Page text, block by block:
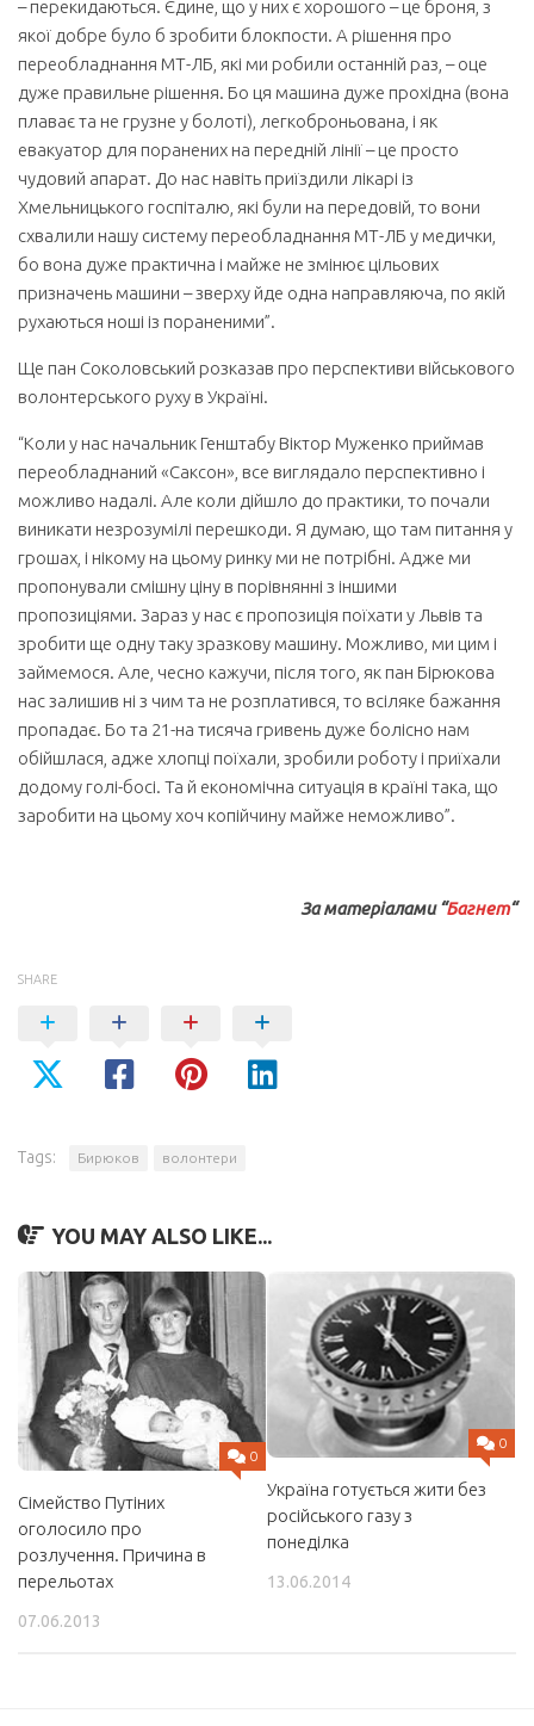
– перекидаються. Єдине, що у них є хорошого – це броня, з
якої добре було б зробити блокпости. А рішення про
переобладнання МТ-ЛБ, які ми робили останній раз, – оце
дуже правильне рішення. Бо ця машина дуже прохідна (вона
плаває та не грузне у болоті), легкоброньована, і як
евакуатор для поранених на передній лінії – це просто
чудовий апарат. До нас навіть приїздили лікарі із
Хмельницького госпіталю, які були на передовій, то вони
схвалили нашу систему переобладнання МТ-ЛБ у медички,
бо вона дуже практична і майже не змінює цільових
призначень машини – зверху йде одна направляюча, по якій
рухаються ноші із пораненими”.
Ще пан Соколовський розказав про перспективи військового
волонтерського руху в Україні.
“Коли у нас начальник Генштабу Віктор Муженко приймав
переобладнаний «Саксон», все виглядало перспективно і
можливо надалі. Але коли дійшло до практики, то почали
виникати незрозумілі перешкоди. Я думаю, що там питання у
грошах, і нікому на цьому ринку ми не потрібні. Адже ми
пропонували смішну ціну в порівнянні з іншими
пропозиціями. Зараз у нас є пропозиція поїхати у Львів та
зробити ще одну таку зразкову машину. Можливо, ми цим і
займемося. Але, чесно кажучи, після того, як пан Бірюкова
нас залишив ні з чим та не розплатився, то всіляке бажання
пропадає. Бо та 21-на тисяча гривень дуже болісно нам
обійшлася, адже хлопці поїхали, зробили роботу і приїхали
додому голі-босі. Та й економічна ситуація в країні така, що
заробити на цьому хоч копійчину майже неможливо”.
За матеріалами “Багнет“
SHARE
Tags: Бирюков волонтери
YOU MAY ALSO LIKE...
0
Сімейство Путіних
оголосило про
розлучення. Причина в
перельотах
07.06.2013
0
Україна готується жити без
російського газу з
понеділка
13.06.2014